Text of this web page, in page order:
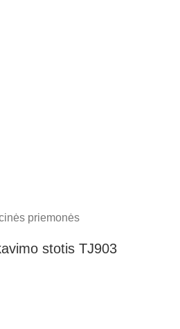
priemonės
stotis TJ903